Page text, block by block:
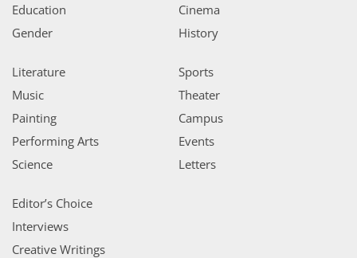
Education
Gender
Cinema
History
Literature
Music
Painting
Performing Arts
Science
Sports
Theater
Campus
Events
Letters
Editor’s Choice
Interviews
Creative Writings